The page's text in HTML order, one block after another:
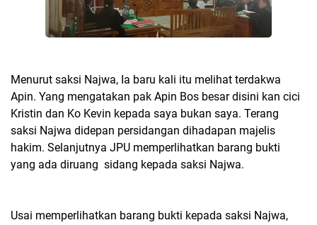
Menurut saksi Najwa, Ia baru kali itu melihat terdakwa
Apin. Yang mengatakan pak Apin Bos besar disini kan cici
Kristin dan Ko Kevin kepada saya bukan saya. Terang
saksi Najwa didepan persidangan dihadapan majelis
hakim. Selanjutnya JPU memperlihatkan barang bukti
yang ada diruang sidang kepada saksi Najwa.
Usai memperlihatkan barang bukti kepada saksi Najwa,